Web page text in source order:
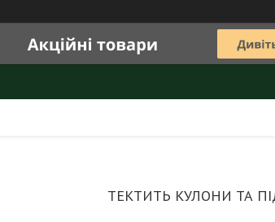
ТЕКТИТЬ КУЛОНИ ТА